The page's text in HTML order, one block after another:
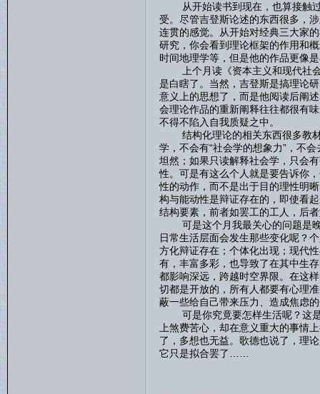
从开始读书到现在，也算接触过
受。尽管吉登斯论述的东西很多，
连贯的感觉。从开始对经典三大家
研究，你会看到理论框架的作用和
时间地理学等，但是他的作品更像
上个月读《资本主义和现代社会
是白瞎了。当然，吉登斯是搞理论
意义上的思想了，而是他阅读后阐
会理论作品的重新阐释往往都很有
不得不陷入自我质疑之中。
结构化理论的相关东西很多教材
学，不会有“社会学的想象力”，不
坦然；如果只读解释社会学，只会
性。可是有这么个人就是要告诉你
性的动作，而不是出于目的理性明
构与能动性是辩证存在的，即使看
结构要素，前者如罢工的工人，后
可是这个月我最关心的问题是晚
日常生活层面会发生那些变化呢？
方化辩证存在；个体化出现；现代
有，丰富多彩，也导致了在其中生
都影响深远，跨越时空界限。在这
切都是开放的，所有人都要有心理
蔽一些给自己带来压力、造成焦虑
可是你究竟要怎样生活呢？这是
上煞费苦心，却在意义重大的事情
了，多想也无益。歌德也说了，理
它只是拟合罢了……